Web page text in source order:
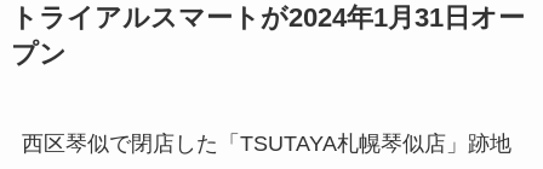
トライアルスマートが2024年1月31日オー
プン
西区琴似で閉店した「TSUTAYA札幌琴似店」跡地